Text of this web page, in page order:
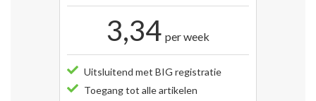
3,34 per week
Uitsluitend met BIG registratie
Toegang tot alle artikelen